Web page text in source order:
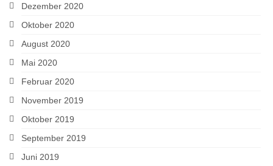
Dezember 2020
Oktober 2020
August 2020
Mai 2020
Februar 2020
November 2019
Oktober 2019
September 2019
Juni 2019